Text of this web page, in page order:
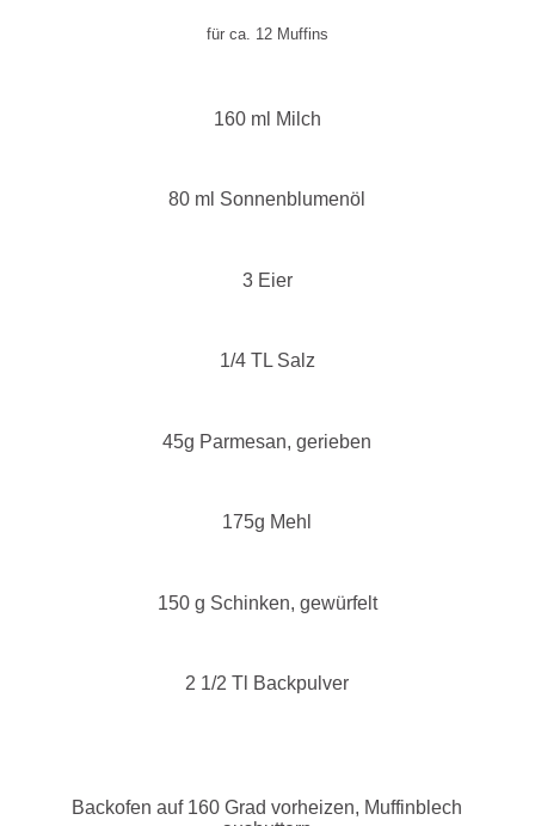
für ca. 12 Muffins
160 ml Milch
80 ml Sonnenblumenöl
3 Eier
1/4 TL Salz
45g Parmesan, gerieben
175g Mehl
150 g Schinken, gewürfelt
2 1/2 Tl Backpulver
Backofen auf 160 Grad vorheizen, Muffinblech